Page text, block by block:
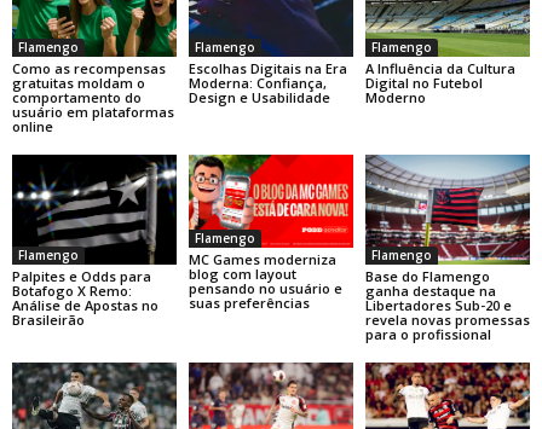
Flamengo
Como as recompensas
gratuitas moldam o
comportamento do
usuário em plataformas
online
Flamengo
Escolhas Digitais na Era
Moderna: Confiança,
Design e Usabilidade
Flamengo
A Influência da Cultura
Digital no Futebol
Moderno
Flamengo
Palpites e Odds para
Botafogo X Remo:
Análise de Apostas no
Brasileirão
Flamengo
MC Games moderniza
blog com layout
pensando no usuário e
suas preferências
Flamengo
Base do Flamengo
ganha destaque na
Libertadores Sub-20 e
revela novas promessas
para o profissional